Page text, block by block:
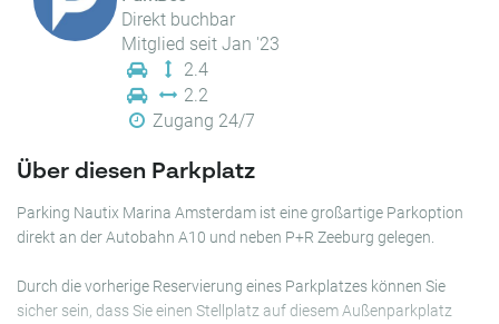
Direkt buchbar
Mitglied seit Jan '23
2.4
2.2
Zugang 24/7
Über diesen Parkplatz
Parking Nautix Marina Amsterdam ist eine großartige Parkoption
direkt an der Autobahn A10 und neben P+R Zeeburg gelegen.
Durch die vorherige Reservierung eines Parkplatzes können Sie
sicher sein, dass Sie einen Stellplatz auf diesem Außenparkplatz